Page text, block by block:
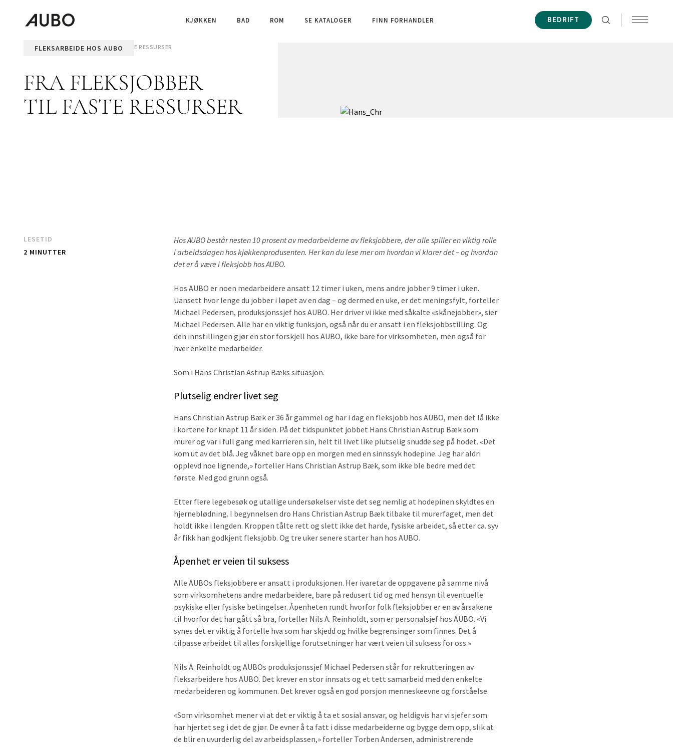
KJØKKEN BAD ROM SE KATALOGER FINN FORHANDLER BEDRIFT
FORSIDE FRA FLEKSJOBBER TIL FASTE RESSURSER
FLEKSARBEIDE HOS AUBO
FRA FLEKSJOBBER
TIL FASTE RESSURSER
LESETID
2 MINUTTER
Hos AUBO består nesten 10 prosent av medarbeiderne av fleksjobbere, der alle spiller en viktig rolle
i arbeidsdagen hos kjøkkenprodusenten. Her kan du lese mer om hvordan vi klarer det – og hvordan
det er å være i fleksjobb hos AUBO.
Hos AUBO er noen medarbeidere ansatt 12 timer i uken, mens andre jobber 9 timer i uken.
Uansett hvor lenge du jobber i løpet av en dag – og dermed en uke, er det meningsfylt, forteller
Michael Pedersen, produksjonssjef hos AUBO. Her driver vi ikke med såkalte «skånejobber», sier
Michael Pedersen. Alle har en viktig funksjon, også når du er ansatt i en fleksjobbstilling. Og
den innstillingen gjør en stor forskjell hos AUBO, ikke bare for virksomheten, men også for
hver enkelte medarbeider.
Som i Hans Christian Astrup Bæks situasjon.
Plutselig endrer livet seg
Hans Christian Astrup Bæk er 36 år gammel og har i dag en fleksjobb hos AUBO, men det lå ikke
i kortene for knapt 11 år siden. På det tidspunktet jobbet Hans Christian Astrup Bæk som
murer og var i full gang med karrieren sin, helt til livet like plutselig snudde seg på hodet. «Det
kom ut av det blå. Jeg våknet bare opp en morgen med en sinnssyk hodepine. Jeg har aldri
opplevd noe lignende,» forteller Hans Christian Astrup Bæk, som ikke ble bedre med det
første. Med god grunn også.
Etter flere legebesøk og utallige undersøkelser viste det seg nemlig at hodepinen skyldtes en
hjerneblødning. I begynnelsen dro Hans Christian Astrup Bæk tilbake til murerfaget, men det
holdt ikke i lengden. Kroppen tålte rett og slett ikke det harde, fysiske arbeidet, så etter ca. syv
år fikk han godkjent fleksjobb. Og tre uker senere starter han hos AUBO.
Åpenhet er veien til suksess
Alle AUBOs fleksjobbere er ansatt i produksjonen. Her ivaretar de oppgavene på samme nivå
som virksomhetens andre medarbeidere, bare på redusert tid og med hensyn til eventuelle
psykiske eller fysiske betingelser. Åpenheten rundt hvorfor folk fleksjobber er en av årsakene
til hvorfor det har gått så bra, forteller Nils A. Reinholdt, som er personalsjef hos AUBO. «Vi
synes det er viktig å fortelle hva som har skjedd og hvilke begrensinger som finnes. Det å
tilpasse arbeidet til alles forskjellige forutsetninger har vært veien til suksess for oss.»
Nils A. Reinholdt og AUBOs produksjonssjef Michael Pedersen står for rekrutteringen av
fleksarbeidere hos AUBO. Det krever en stor innsats og et tett samarbeid med den enkelte
medarbeideren og kommunen. Det krever også en god porsjon menneskeevne og forståelse.
«Som virksomhet mener vi at det er viktig å ta et sosial ansvar, og heldigvis har vi sjefer som
har hjertet seg i det de gjør. De evner å ta fatt i disse medarbeiderne og bygge dem opp, slik at
de blir en uvurderlig del av arbeidsplassen,» forteller Torben Andersen, administrerende